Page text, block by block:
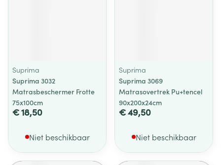
Suprima
Suprima 3032
Matrasbeschermer Frotte
75x100cm
€ 18,50
Niet beschikbaar
Suprima
Suprima 3069
Matrasovertrek Pu+tencel
90x200x24cm
€ 49,50
Niet beschikbaar